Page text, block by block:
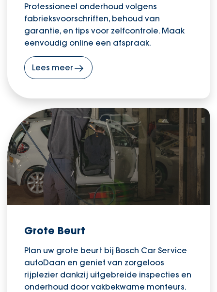
Professioneel onderhoud volgens
fabrieksvoorschriften, behoud van
garantie, en tips voor zelfcontrole. Maak
eenvoudig online een afspraak.
Lees meer
Grote Beurt
Plan uw grote beurt bij Bosch Car Service
autoDaan en geniet van zorgeloos
rijplezier dankzij uitgebreide inspecties en
onderhoud door vakbekwame monteurs.